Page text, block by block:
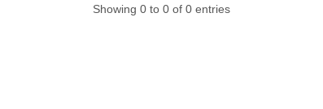
Showing 0 to 0 of 0 entries